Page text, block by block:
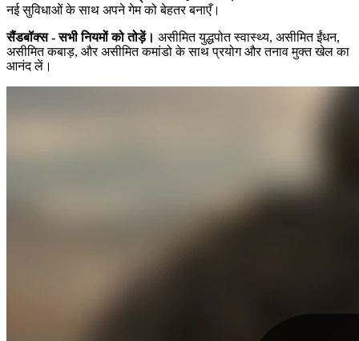
नई सुविधाओं के साथ अपने गेम को बेहतर बनाएँ।
सैंडबॉक्स - सभी नियमों को तोड़ें। असीमित युद्धपोत स्वास्थ्य, असीमित ईंधन,
असीमित कबाड़, और असीमित कमांडो के साथ प्रयोग और तनाव मुक्त खेल का
आनंद लें।